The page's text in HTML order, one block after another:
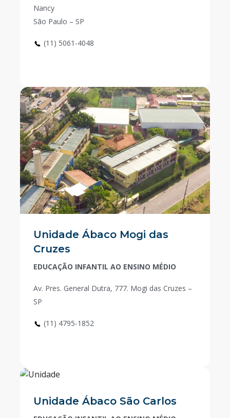
Nancy
São Paulo – SP
(11) 5061-4048
Unidade Ábaco Mogi das
Cruzes
EDUCAÇÃO INFANTIL AO ENSINO MÉDIO
Av. Pres. General Dutra, 777. Mogi das Cruzes –
SP
(11) 4795-1852
Unidade Ábaco São Carlos